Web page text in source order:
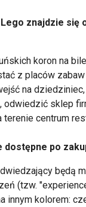
znajdzie się
koron na
z placów
na
odwiedzić sklep
terenie centrum
dostępne po
będą
(tzw.
innym kolorem: